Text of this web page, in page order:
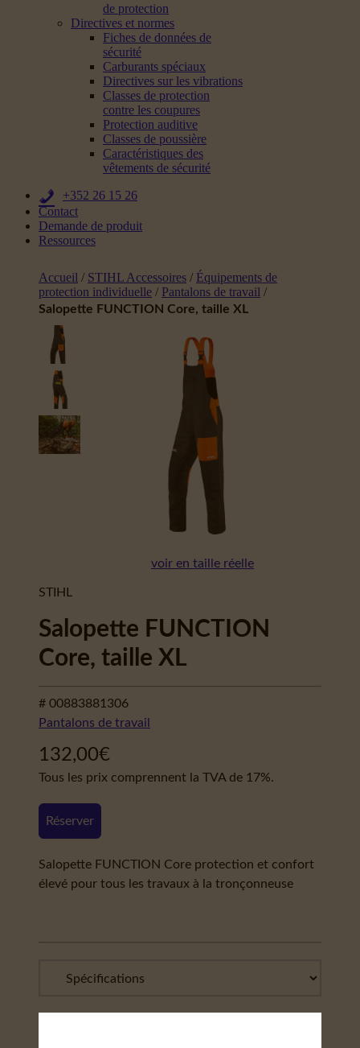
de protection
Directives et normes
Fiches de données de
sécurité
Carburants spéciaux
Directives sur les vibrations
Classes de protection
contre les coupures
Protection auditive
Classes de poussière
Caractéristiques des
vêtements de sécurité
+352 26 15 26
Contact
Demande de produit
Ressources
Accueil / STIHL Accessoires / Équipements de
protection individuelle / Pantalons de travail /
Salopette FUNCTION Core, taille XL
voir en taille réelle
STIHL
Salopette FUNCTION
Core, taille XL
# 00883881306
Pantalons de travail
132,00€
Tous les prix comprennent la TVA de 17%.
Réserver
Salopette FUNCTION Core protection et confort
élevé pour tous les travaux à la tronçonneuse